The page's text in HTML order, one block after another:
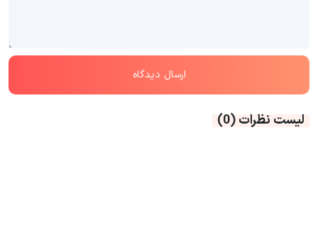
لیست نظرات(0)